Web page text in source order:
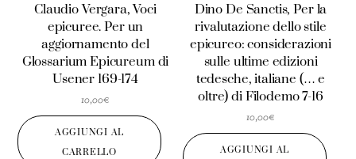
Claudio Vergara, Voci
epicuree. Per un
aggiornamento del
Glossarium Epicureum di
Usener 169-174
10,00€
AGGIUNGI AL
CARRELLO
Dino De Sanctis, Per la
rivalutazione dello stile
epicureo: considerazioni
sulle ultime edizioni
tedesche, italiane (… e
oltre) di Filodemo 7-16
10,00€
AGGIUNGI AL